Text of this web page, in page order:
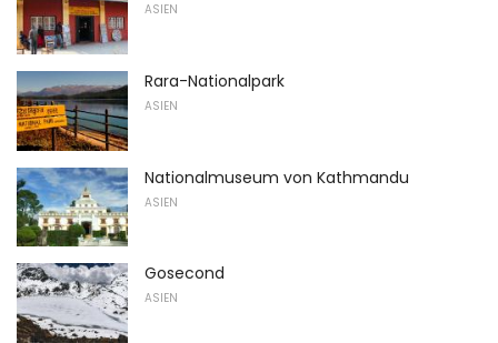
ASIEN
Rara-Nationalpark
ASIEN
Nationalmuseum von Kathmandu
ASIEN
Gosecond
ASIEN